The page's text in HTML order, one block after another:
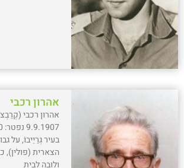
אהרון רכבי
אהרון רכבי
בעיר גְרַיֵיבוֹ, על
הצארית (פולין),
ולובה לבית